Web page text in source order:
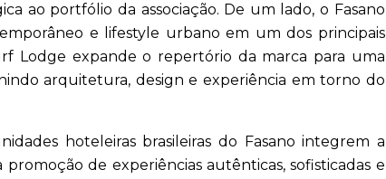
ao portfólio da associação. De um lado, o Fasano
e lifestyle urbano em um dos principais
Lodge expande o repertório da marca para uma
arquitetura, design e experiência em torno do
hoteleiras brasileiras do Fasano integrem a
de experiências autênticas, sofisticadas e